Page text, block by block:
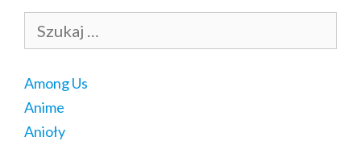
Among Us
Anime
Anioły